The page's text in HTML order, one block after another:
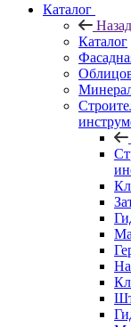
Каталог
Назад
Каталог